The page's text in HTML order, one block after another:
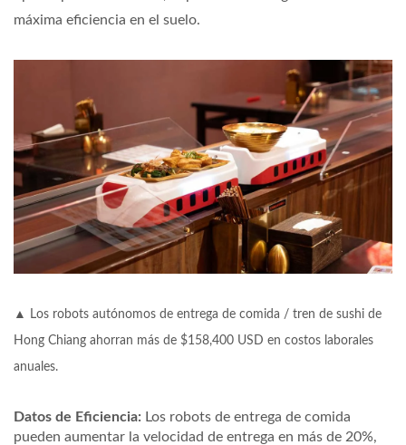
máxima eficiencia en el suelo.
▲ Los robots autónomos de entrega de comida / tren de sushi de
Hong Chiang ahorran más de $158,400 USD en costos laborales
anuales.
Datos de Eficiencia: Los robots de entrega de comida
pueden aumentar la velocidad de entrega en más de 20%,